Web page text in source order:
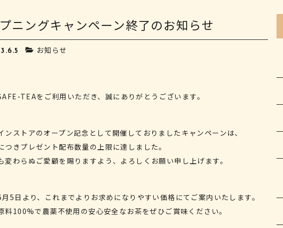
ニングキャンペーン終了のお知らせ
お知らせ
TEAをご利用いただき、誠にありがとうございます。
ンストアのオープン記念として開催しておりましたキャンペーンは、
つきプレゼント配布数量の上限に達しました。
変わらぬご愛顧を賜りますよう、よろしくお願い申し上げます。
5日より、これまでよりお求めになりやすい価格にてご案内いたします。
料100%で農薬不使用の安心安全なお茶をぜひご賞味ください。